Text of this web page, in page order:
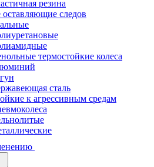
резина
следов
термостойкие колеса
сталь
к агрессивным средам